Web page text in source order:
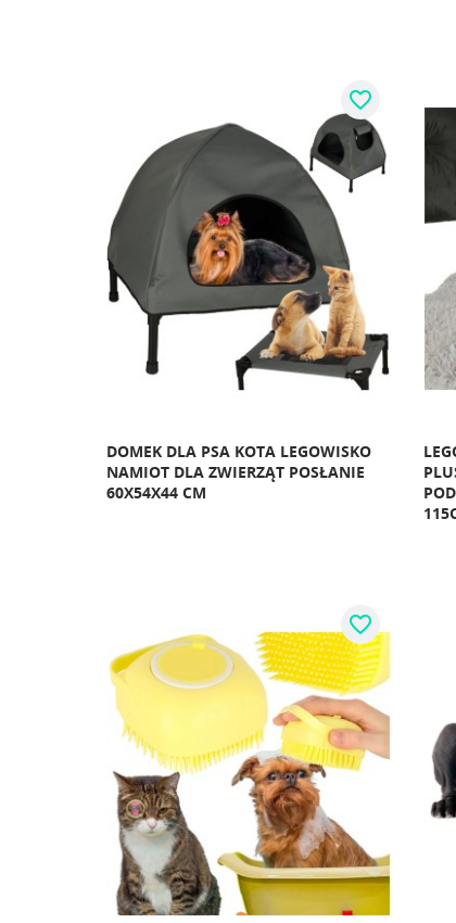
DOMEK DLA PSA KOTA LEGOWISKO
NAMIOT DLA ZWIERZĄT POSŁANIE
60X54X44 CM
favorite_border
favorite_border